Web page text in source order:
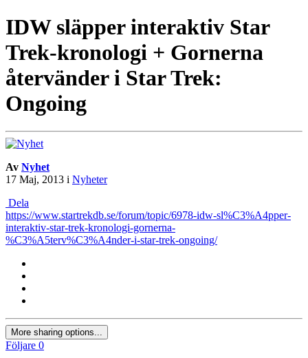
IDW släpper interaktiv Star
Trek-kronologi + Gornerna
återvänder i Star Trek:
Ongoing
Av Nyhet
17 Maj, 2013 i Nyheter
Dela
https://www.startrekdb.se/forum/topic/6978-idw-sl%C3%A4pper-
interaktiv-star-trek-kronologi-gornerna-
%C3%A5terv%C3%A4nder-i-star-trek-ongoing/
More sharing options...
Följare 0